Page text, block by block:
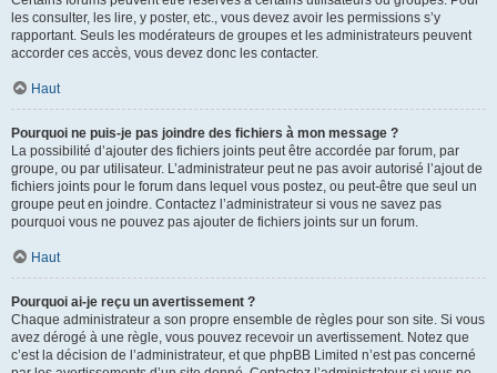
les consulter, les lire, y poster, etc., vous devez avoir les permissions s’y
rapportant. Seuls les modérateurs de groupes et les administrateurs peuvent
accorder ces accès, vous devez donc les contacter.
Haut
Pourquoi ne puis-je pas joindre des fichiers à mon message ?
La possibilité d’ajouter des fichiers joints peut être accordée par forum, par
groupe, ou par utilisateur. L’administrateur peut ne pas avoir autorisé l’ajout de
fichiers joints pour le forum dans lequel vous postez, ou peut-être que seul un
groupe peut en joindre. Contactez l’administrateur si vous ne savez pas
pourquoi vous ne pouvez pas ajouter de fichiers joints sur un forum.
Haut
Pourquoi ai-je reçu un avertissement ?
Chaque administrateur a son propre ensemble de règles pour son site. Si vous
avez dérogé à une règle, vous pouvez recevoir un avertissement. Notez que
c’est la décision de l’administrateur, et que phpBB Limited n’est pas concerné